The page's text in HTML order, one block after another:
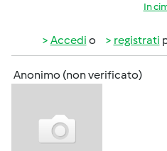
In
Accedi o registrati
Anonimo (non verificato)